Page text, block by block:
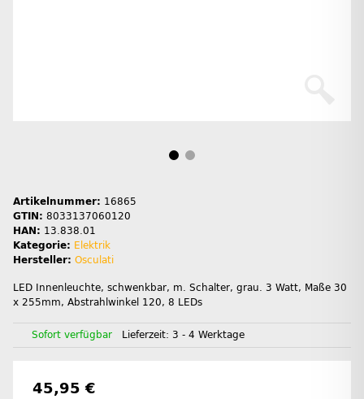
Artikelnummer: 16865
GTIN: 8033137060120
HAN: 13.838.01
Kategorie: Elektrik
Hersteller: Osculati
LED Innenleuchte, schwenkbar, m. Schalter, grau. 3 Watt, Maße 30
x 255mm, Abstrahlwinkel 120, 8 LEDs
Sofort verfügbar Lieferzeit: 3 - 4 Werktage
45,95 €